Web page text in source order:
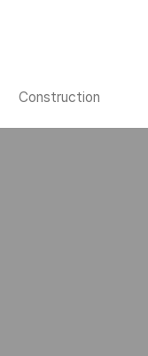
Construction